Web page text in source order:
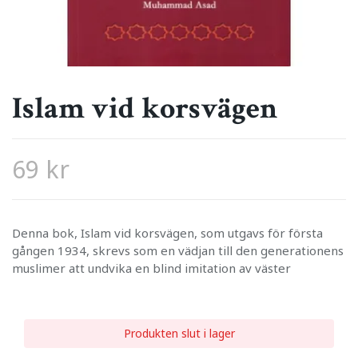
Islam vid korsvägen
69 kr
Denna bok, Islam vid korsvägen, som utgavs för första
gången 1934, skrevs som en vädjan till den generationens
muslimer att undvika en blind imitation av väster
Produkten slut i lager